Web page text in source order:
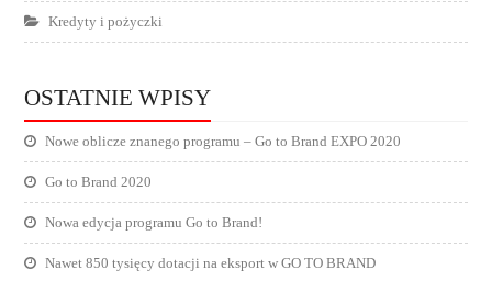
Kredyty i pożyczki
OSTATNIE WPISY
Nowe oblicze znanego programu – Go to Brand EXPO 2020
Go to Brand 2020
Nowa edycja programu Go to Brand!
Nawet 850 tysięcy dotacji na eksport w GO TO BRAND